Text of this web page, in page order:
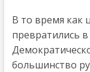
В то время как
превратились
большинство